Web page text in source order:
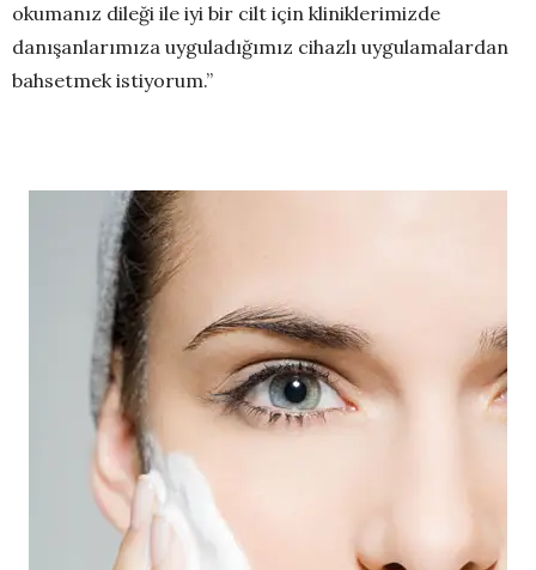
okumanız dileği ile iyi bir cilt için kliniklerimizde
danışanlarımıza uyguladığımız cihazlı uygulamalardan
bahsetmek istiyorum.”